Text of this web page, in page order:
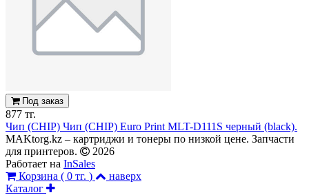
Под заказ
877 тг.
Чип (CHIP) Чип (CHIP) Euro Print MLT-D111S черный (black).
MAKtorg.kz – картриджи и тонеры по низкой цене. Запчасти
для принтеров.
2026
Работает на InSales
Корзина ( 0 тг. )
наверх
Каталог